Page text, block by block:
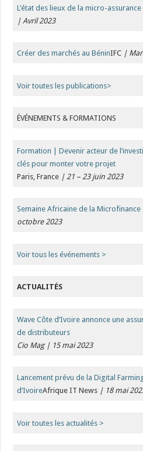
L’état des lieux de la micro-
| Avril 2023
Créer des marchés au BéninIFC |
Voir toutes les publications>
ÉVÉNEMENTS & FORMATIONS
Formation | Devenir acteur de
clés pour monter votre projet
Paris, France | 21 – 23 juin 2023
Semaine Africaine de la Microfinance
octobre 2023
Voir tous les événements >
ACTUALITÉS
Wave Côte d’Ivoire annonce une
de distributeurs
Cio Mag | 15 mai 2023
Lancement prévu de la Digital
d’IvoireAfrique IT News | 18 mai
Voir toutes les actualités >